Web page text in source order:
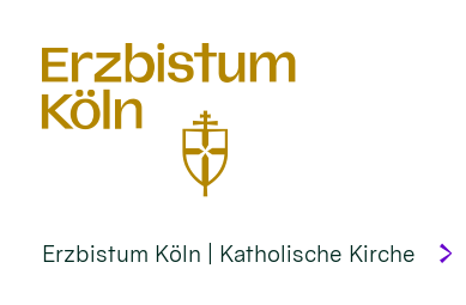
Erzbistum Köln | Katholische Kirche